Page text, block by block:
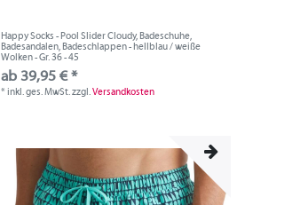
Happy Socks - Pool Slider Cloudy, Badeschuhe,
Badesandalen, Badeschlappen - hellblau / weiße
Wolken - Gr. 36 - 45
ab 39,95 € *
*inkl. ges. MwSt.zzgl.Versandkosten